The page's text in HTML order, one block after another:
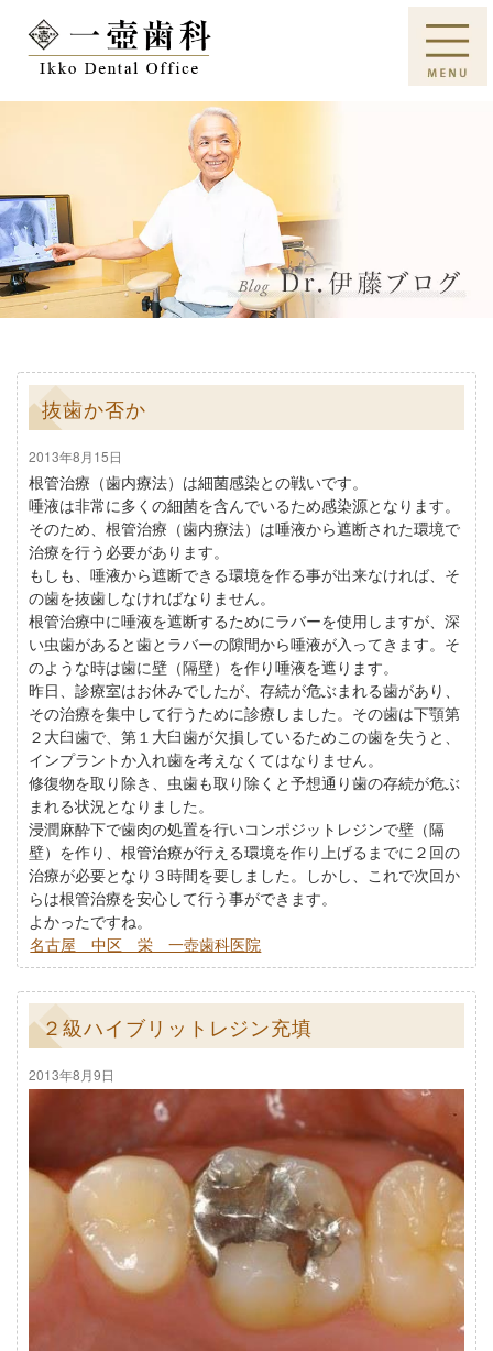
抜歯か否か
2013年8月15日
根管治療（歯内療法）は細菌感染との戦いです。
唾液は非常に多くの細菌を含んでいるため感染源となります。
そのため、根管治療（歯内療法）は唾液から遮断された環境で
治療を行う必要があります。
もしも、唾液から遮断できる環境を作る事が出来なければ、そ
の歯を抜歯しなければなりません。
根管治療中に唾液を遮断するためにラバーを使用しますが、深
い虫歯があると歯とラバーの隙間から唾液が入ってきます。そ
のような時は歯に壁（隔壁）を作り唾液を遮ります。
昨日、診療室はお休みでしたが、存続が危ぶまれる歯があり、
その治療を集中して行うために診療しました。その歯は下顎第
２大臼歯で、第１大臼歯が欠損しているためこの歯を失うと、
インプラントか入れ歯を考えなくてはなりません。
修復物を取り除き、虫歯も取り除くと予想通り歯の存続が危ぶ
まれる状況となりました。
浸潤麻酔下で歯肉の処置を行いコンポジットレジンで壁（隔
壁）を作り、根管治療が行える環境を作り上げるまでに２回の
治療が必要となり３時間を要しました。しかし、これで次回か
らは根管治療を安心して行う事ができます。
よかったですね。
名古屋 中区 栄 一壺歯科医院
２級ハイブリットレジン充填
2013年8月9日